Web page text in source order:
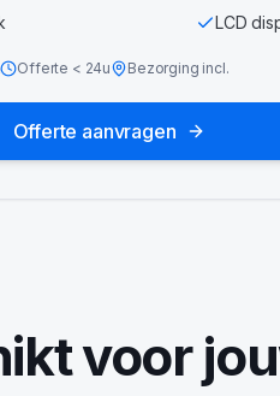
LCD
Offerte < 24u Bezorging incl.
Offerte aanvragen
voor